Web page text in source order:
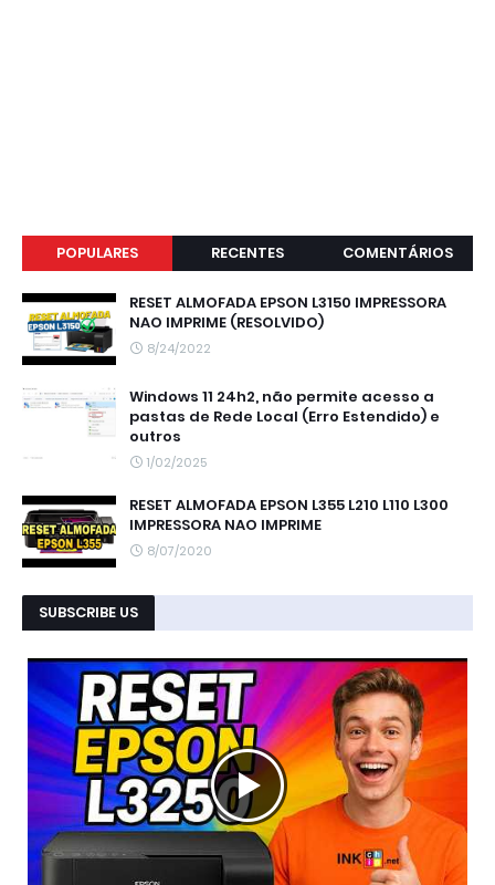
POPULARES RECENTES COMENTÁRIOS
RESET ALMOFADA EPSON L3150 IMPRESSORA
NAO IMPRIME (RESOLVIDO)
8/24/2022
Windows 11 24h2, não permite acesso a
pastas de Rede Local (Erro Estendido) e
outros
1/02/2025
RESET ALMOFADA EPSON L355 L210 L110 L300
IMPRESSORA NAO IMPRIME
8/07/2020
SUBSCRIBE US